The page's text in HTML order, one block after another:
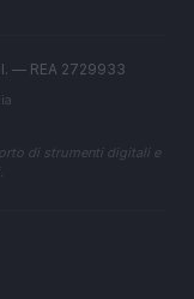
— REA 2729933
di strumenti digitali e